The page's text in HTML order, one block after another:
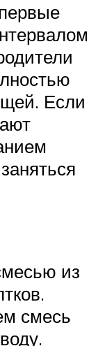
Если
из
смесь